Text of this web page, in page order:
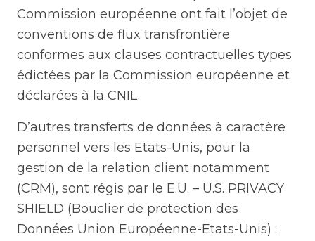
Commission européenne ont fait l’objet de
conventions de flux transfrontière
conformes aux clauses contractuelles types
édictées par la Commission européenne et
déclarées à la CNIL.
D’autres transferts de données à caractère
personnel vers les Etats-Unis, pour la
gestion de la relation client notamment
(CRM), sont régis par le E.U. – U.S. PRIVACY
SHIELD (Bouclier de protection des
Données Union Européenne-Etats-Unis) :